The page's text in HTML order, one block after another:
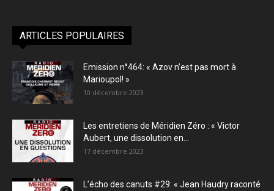
ARTICLES POPULAIRES
Emission n°464: « Azov n’est pas mort à
Marioupol! »
10 décembre 2023
Les entretiens de Méridien Zéro : « Victor
Aubert, une dissolution en...
17 décembre 2023
L’écho des canuts #29: « Jean Haudry raconté